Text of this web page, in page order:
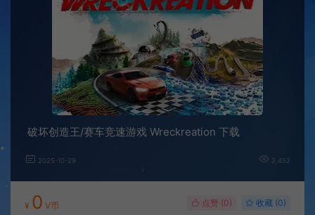
破坏创造王/赛车竞速游戏 Wreckreation 下载
2025-10-29 2,452
¥ 0 V币 点赞 (0) 收藏 (0)